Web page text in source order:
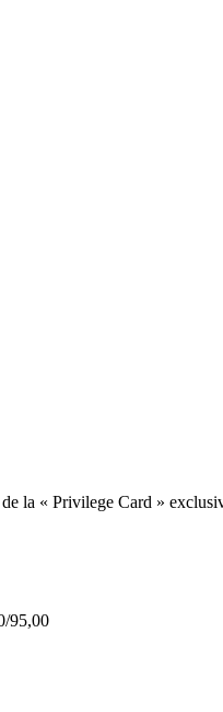
la « Privilege Card »
95,00